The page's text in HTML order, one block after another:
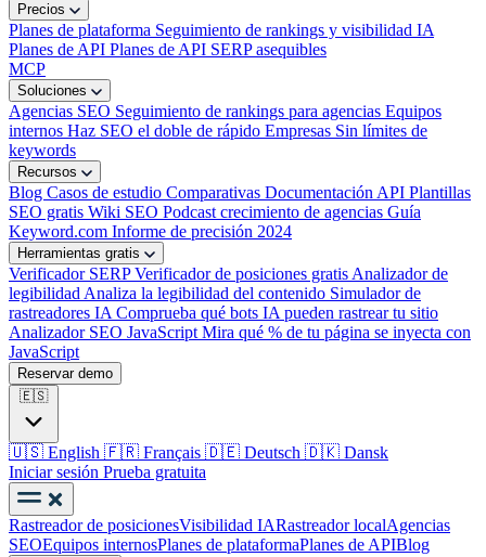
Precios
Planes de plataforma Seguimiento de rankings y visibilidad IA
Planes de API Planes de API SERP asequibles
MCP
Soluciones
Agencias SEO Seguimiento de rankings para agencias Equipos
internos Haz SEO el doble de rápido Empresas Sin límites de
keywords
Recursos
Blog Casos de estudio Comparativas Documentación API Plantillas
SEO gratis Wiki SEO Podcast crecimiento de agencias Guía
Keyword.com Informe de precisión 2024
Herramientas gratis
Verificador SERPVerificador de posiciones gratis Analizador de
legibilidad Analiza la legibilidad del contenido Simulador de
rastreadores IA Comprueba qué bots IA pueden rastrear tu sitio
Analizador SEO JavaScript Mira qué % de tu página se inyecta con
JavaScript
Reservar demo
🇪🇸
🇺🇸 English 🇫🇷 Français 🇩🇪 Deutsch 🇩🇰 Dansk
Iniciar sesión Prueba gratuita
Rastreador de posicionesVisibilidad IARastreador localAgencias
SEOEquipos internosPlanes de plataformaPlanes de APIBlog